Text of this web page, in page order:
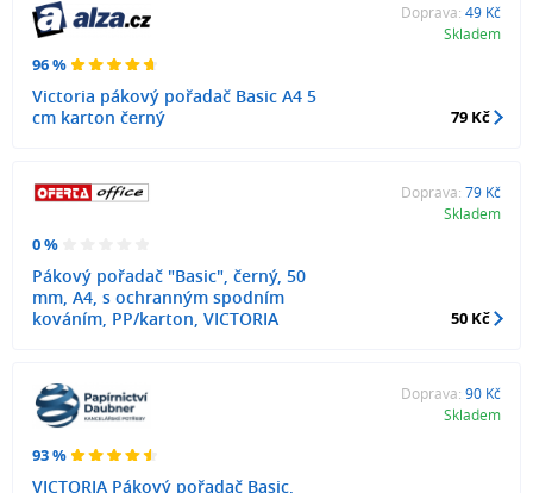
96 %
Victoria pákový pořadač Basic A4 5
cm karton černý
Doprava: 49 Kč
Skladem
79 Kč
0 %
Pákový pořadač "Basic", černý, 50
mm, A4, s ochranným spodním
kováním, PP/karton, VICTORIA
Doprava: 79 Kč
Skladem
50 Kč
93 %
VICTORIA Pákový pořadač Basic,
Doprava: 90 Kč
Skladem